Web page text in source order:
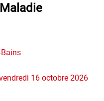
16 octobre 2026